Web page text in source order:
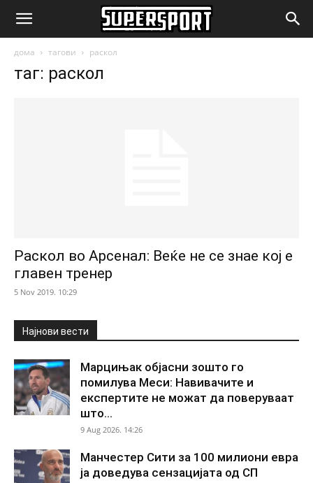
SuperSport.mk
дома тагови раскол
таг: раскол
Раскол во Арсенал: Веќе не се знае кој е
главен тренер
5 Nov 2019. 10:29
Најнови вести
Марцињак објасни зошто го
помилува Меси: Навивачите и
експертите не можат да поверуваат
што...
9 Aug 2026. 14:26
Манчестер Сити за 100 милиони евра
ја доведува сензацијата од СП